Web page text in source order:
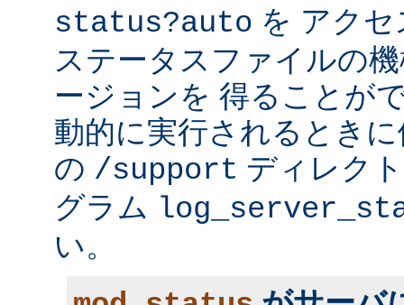
status?auto を アク
ステータスファイルの
ージョンを 得ることが
動的に実行されるとき
の /support ディレク
グラム
い。